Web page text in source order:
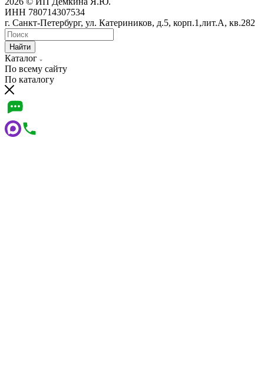
ИНН 780714307534
г. Санкт-Петербург, ул. Катериников, д.5, корп.1,лит.А, кв.282
Найти
Каталог
По всему сайту
По каталогу